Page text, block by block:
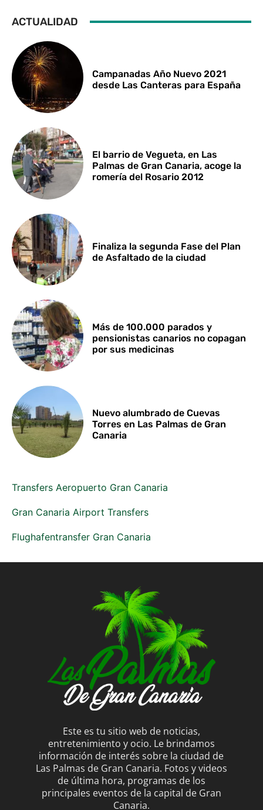
ACTUALIDAD
Campanadas Año Nuevo 2021
desde Las Canteras para España
El barrio de Vegueta, en Las
Palmas de Gran Canaria, acoge la
romería del Rosario 2012
Finaliza la segunda Fase del Plan
de Asfaltado de la ciudad
Más de 100.000 parados y
pensionistas canarios no copagan
por sus medicinas
Nuevo alumbrado de Cuevas
Torres en Las Palmas de Gran
Canaria
Transfers Aeropuerto Gran Canaria
Gran Canaria Airport Transfers
Flughafentransfer Gran Canaria
Este es tu sitio web de noticias,
entretenimiento y ocio. Le brindamos
información de interés sobre la ciudad de
Las Palmas de Gran Canaria. Fotos y videos
de última hora, programas de los
principales eventos de la capital de Gran
Canaria.